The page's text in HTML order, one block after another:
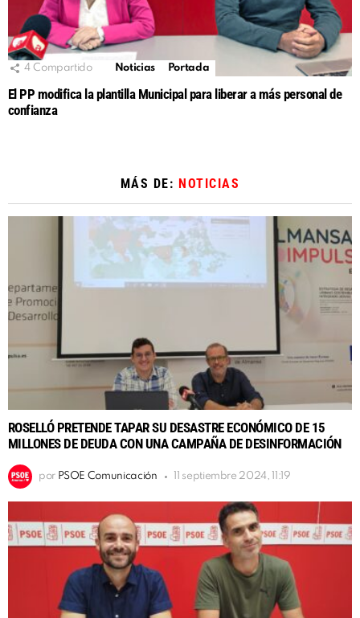
4 Compartido Noticias Portada
El PP modifica la plantilla Municipal para liberar a más personal de
confianza
MÁS DE: NOTICIAS
ROSELLÓ PRETENDE TAPAR SU DESASTRE ECONÓMICO DE 15
MILLONES DE DEUDA CON UNA CAMPAÑA DE DESINFORMACIÓN
por PSOE Comunicación 11 septiembre 2024, 11:19